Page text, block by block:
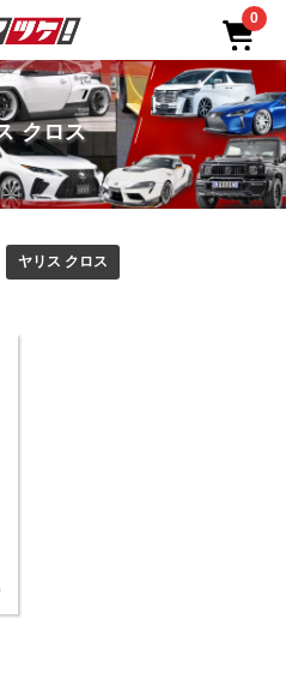
0
クロス
ヤリス クロス